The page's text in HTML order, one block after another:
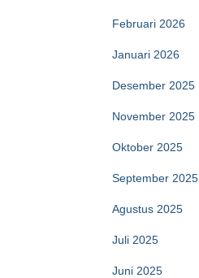
Februari 2026
Januari 2026
Desember 2025
November 2025
Oktober 2025
September 2025
Agustus 2025
Juli 2025
Juni 2025